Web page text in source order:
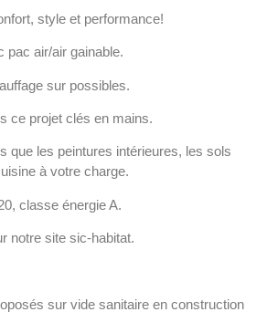
style et performance!
pac air/air gainable.
sur possibles.
ce projet clés en mains.
que les peintures intérieures, les sols
à votre charge.
classe énergie A.
notre site sic-habitat.
sur vide sanitaire en construction